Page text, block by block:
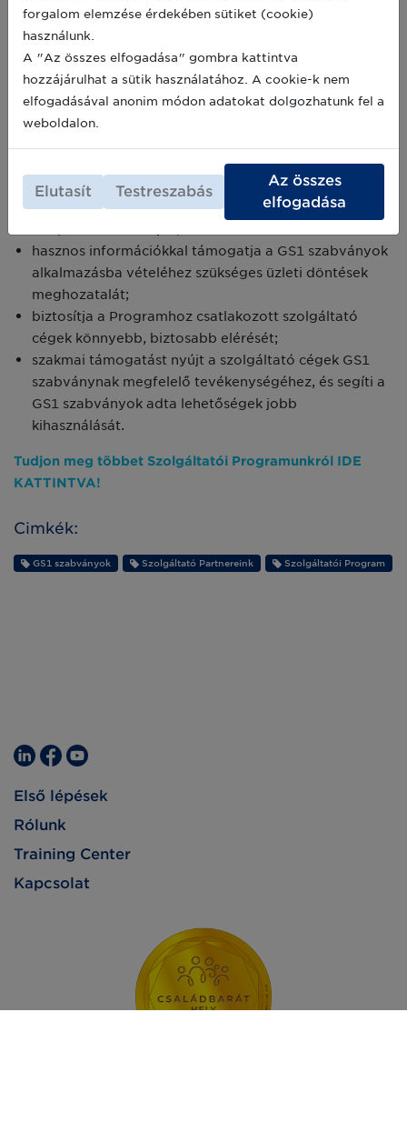
A Szolgáltatói program céljai:
GS1 rendszer alkalmazásához szükséges
megoldásokat, számítástechnikai eszközöket
(hardver, szoftver), illetve rendszerek tervezését és
hasznos információkkal támogatja a GS1 szabványok
alkalmazásba vételéhez szükséges üzleti döntések
meghozatalát;
biztosítja a Programhoz csatlakozott szolgáltató
cégek könnyebb, biztosabb elérését;
szakmai támogatást nyújt a szolgáltató cégek GS1
szabványnak megfelelő tevékenységéhez, és segíti a
GS1 szabványok adta lehetőségek jobb
kihasználását.
Tudjon meg többet Szolgáltatói Programunkról IDE
KATTINTVA!
Cimkék:
GS1 szabványok Szolgáltató Partnereink Szolgáltatói Program
Első lépések
Rólunk
Training Center
Kapcsolat
forgalom elemzése érdekében sütiket (cookie)
használunk.
A "Az összes elfogadása" gombra kattintva
hozzájárulhat a sütik használatához. A cookie-k nem
elfogadásával anonim módon adatokat dolgozhatunk fel a
weboldalon.
Elutasít Testreszabás
Az összes
elfogadása